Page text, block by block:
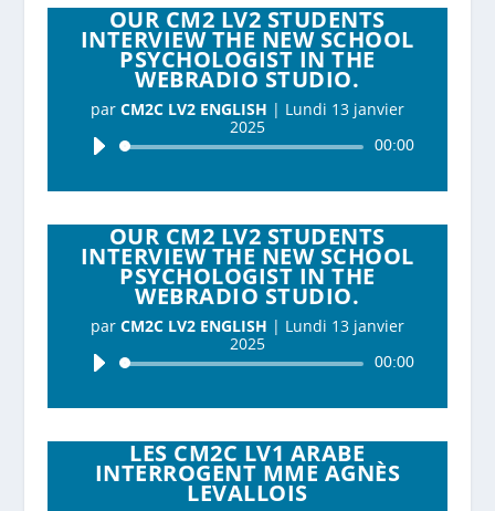
OUR CM2 LV2 STUDENTS
INTERVIEW THE NEW SCHOOL
PSYCHOLOGIST IN THE
WEBRADIO STUDIO.
par CM2C LV2 ENGLISH | Lundi 13 janvier
2025
Lecteur
00:00
OUR CM2 LV2 STUDENTS
INTERVIEW THE NEW SCHOOL
PSYCHOLOGIST IN THE
WEBRADIO STUDIO.
par CM2C LV2 ENGLISH | Lundi 13 janvier
2025
Lecteur
00:00
LES CM2C LV1 ARABE
INTERROGENT MME AGNÈS
LEVALLOIS